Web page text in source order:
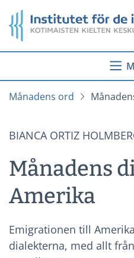
till
innehåll
Startsida
Månadens ord
BIANCA ORTIZ
Månadens
Amerika
Emigrationen till
dialekterna, med allt